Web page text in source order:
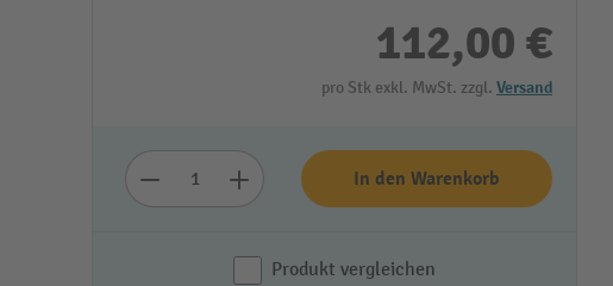
Video abspielen
112,00 €
pro Stk exkl. MwSt. zzgl. Versand
In den Warenkorb
Produkt vergleichen